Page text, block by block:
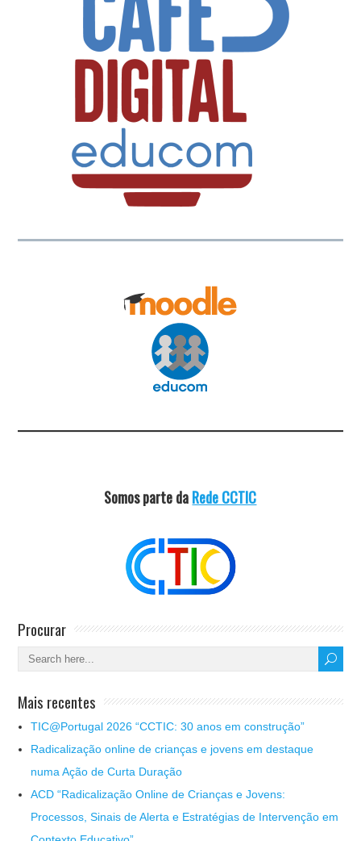
Somos parte daRede CCTIC
Procurar
Mais recentes
TIC@Portugal 2026 “CCTIC: 30 anos em construção”
Radicalização online de crianças e jovens em destaque
numa Ação de Curta Duração
ACD “Radicalização Online de Crianças e Jovens:
Processos, Sinais de Alerta e Estratégias de Intervenção em